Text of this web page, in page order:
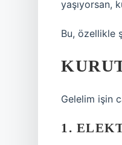
yaşıyorsan,
Bu, özellikle
Gelelim işin
1.